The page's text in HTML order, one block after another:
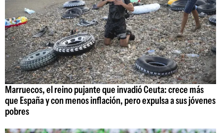
Marruecos, el reino pujante que invadió Ceuta: crece más
que España y con menos inflación, pero expulsa a sus jóvenes
pobres